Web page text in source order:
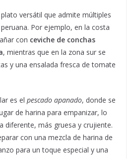
versátil que admite múltiples
Por ejemplo, en la costa
con ceviche de conchas
, mientras que en la zona sur se
y una ensalada fresca de tomate
es el pescado apanado, donde se
de harina para empanizar, lo
diferente, más gruesa y crujiente.
con una mezcla de harina de
para un toque especial y una